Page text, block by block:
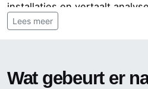
installaties en vertaalt
praktische adviezen voor
mogelijkheid om actief mee
procesverbeteringen en
Lees meer
Wat gebeurt er